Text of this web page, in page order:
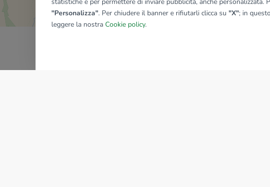
"Personalizza". Per chiudere il banner e rifiutarli clicca su "X"; in
leggere la nostra Cookie policy.